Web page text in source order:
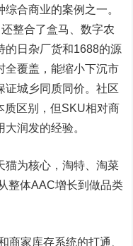
合商业的案例之一。
整合了盒马、数字农
的日杂厂货和1688的源
全覆盖，能缩小下沉市
证城乡同质同价。社区
质区别，但SKU相对商
润发的经验。
为核心，淘特、淘菜
整体AAC增长到做品类
家库存系统的打通、